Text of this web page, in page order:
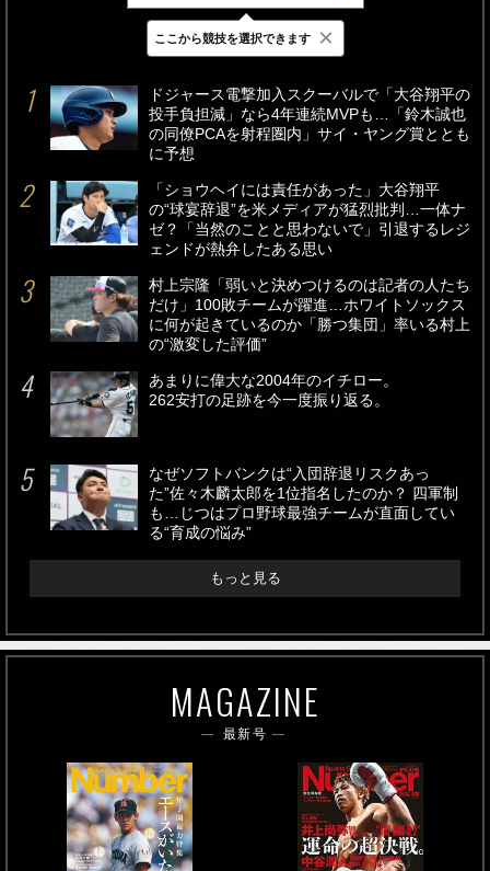
最新 24時間 週間
ドジャース電撃加入スクーバルで「大谷翔平の
投手負担減」なら4年連続MVPも…「鈴木誠也
の同僚PCAを射程圏内」サイ・ヤング賞ととも
に予想
「ショウヘイには責任があった」大谷翔平
の“球宴辞退”を米メディアが猛烈批判…一体ナ
ゼ？「当然のことと思わないで」引退するレジ
ェンドが熱弁したある思い
村上宗隆「弱いと決めつけるのは記者の人たち
だけ」100敗チームが躍進…ホワイトソックス
に何が起きているのか「勝つ集団」率いる村上
の“激変した評価”
あまりに偉大な2004年のイチロー。
262安打の足跡を今一度振り返る。
なぜソフトバンクは“入団辞退リスクあっ
た”佐々木麟太郎を1位指名したのか？ 四軍制
も…じつはプロ野球最強チームが直面してい
る“育成の悩み”
もっと見る
MAGAZINE
最新号
ここから競技を選択できます ×